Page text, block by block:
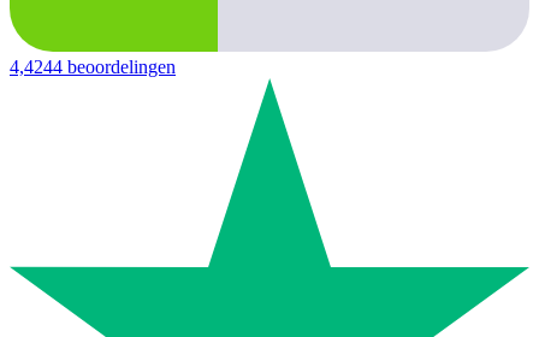
4,4244 beoordelingen